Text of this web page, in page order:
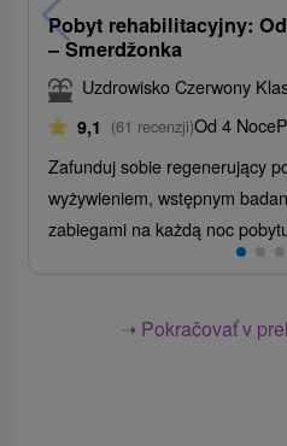
Pobyt rehabilitacyjny:
– Smerdžonka
Uzdrowisko Czerwony
9,1 (61 recenzji)Od 4 Noce
Zafunduj sobie regenerujący
wyżywieniem, wstępnym
zabiegami na każdą noc
➝ Pokračovať v